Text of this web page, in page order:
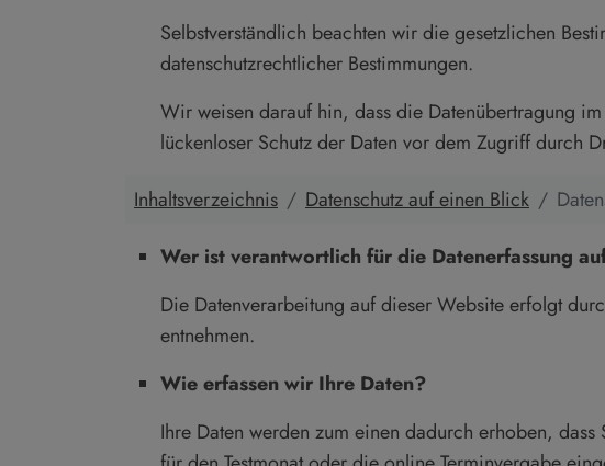
Selbstverständlich beachten wir die gesetzlichen
datenschutzrechtlicher Bestimmungen.
Wir weisen darauf hin, dass die Datenübertragung
lückenloser Schutz der Daten vor dem Zugriff durch
Inhaltsverzeichnis
Datenschutz auf einen Blick
Wer ist verantwortlich für die Datenerfassung
Die Datenverarbeitung auf dieser Website erfolgt
entnehmen.
Wie erfassen wir Ihre Daten?
Ihre Daten werden zum einen dadurch erhoben,